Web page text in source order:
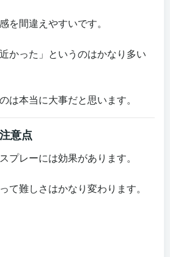
を間違えやすいです。
かった」というのはかなり多い
は本当に大事だと思います。
意点
プレーには効果があります。
て難しさはかなり変わります。